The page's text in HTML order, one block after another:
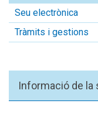
Seu electrònica
Tràmits i gestions
Informació de la